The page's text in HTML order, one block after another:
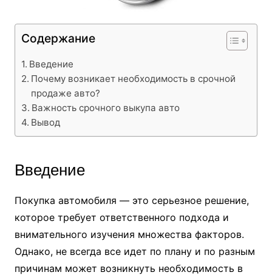
Содержание
Введение
Почему возникает необходимость в срочной
продаже авто?
Важность срочного выкупа авто
Вывод
Введение
Покупка автомобиля — это серьезное решение,
которое требует ответственного подхода и
внимательного изучения множества факторов.
Однако, не всегда все идет по плану и по разным
причинам может возникнуть необходимость в